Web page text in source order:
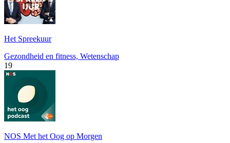
Het Spreekuur
Gezondheid en fitness, Wetenschap
19
NOS Met het Oog op Morgen